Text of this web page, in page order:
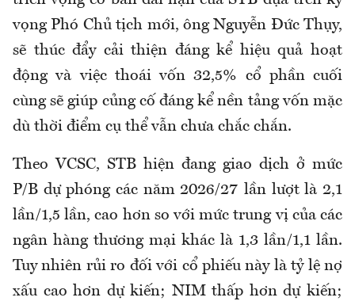
vọng Phó Chủ tịch mới, ông Nguyễn Đức Thụy,
sẽ thúc đẩy cải thiện đáng kể hiệu quả hoạt
động và việc thoái vốn 32,5% cổ phần cuối
cùng sẽ giúp củng cố đáng kể nền tảng vốn mặc
dù thời điểm cụ thể vẫn chưa chắc chắn.
Theo VCSC, STB hiện đang giao dịch ở mức
P/B dự phóng các năm 2026/27 lần lượt là 2,1
lần/1,5 lần, cao hơn so với mức trung vị của các
ngân hàng thương mại khác là 1,3 lần/1,1 lần.
Tuy nhiên rủi ro đối với cổ phiếu này là tỷ lệ nợ
xấu cao hơn dự kiến; NIM thấp hơn dự kiến;